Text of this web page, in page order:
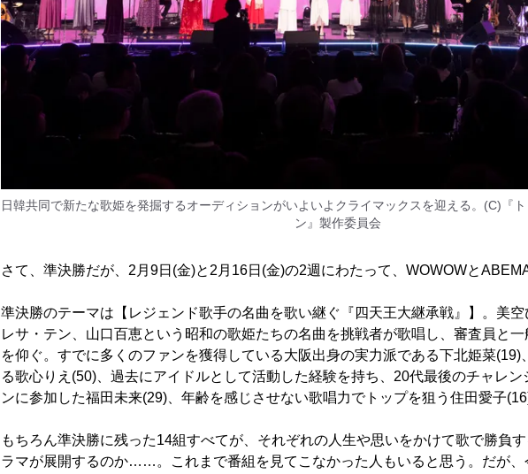
日韓共同で新たな歌姫を発掘するオーディションがいよいよクライマックスを迎える。(C)『
ン』製作委員会
さて、準決勝だが、2月9日(金)と2月16日(金)の2週にわたって、WOWOWと
準決勝のテーマは【レジェンド歌手の名曲を歌い継ぐ『四天王大継承戦』】。美
レサ・テン、山口百恵という昭和の歌姫たちの名曲を挑戦者が歌唱し、審査員と一
を仰ぐ。すでに多くのファンを獲得している大阪出身の実力派である下北姫菜(19)
る歌心りえ(50)、過去にアイドルとして活動した経験を持ち、20代最後のチャレン
ンに参加した福田未来(29)、年齢を感じさせない歌唱力でトップを狙う住田愛子
もちろん準決勝に残った14組すべてが、それぞれの人生や思いをかけて歌で勝負
ラマが展開するのか……。これまで番組を見てこなかった人もいると思う。だが、